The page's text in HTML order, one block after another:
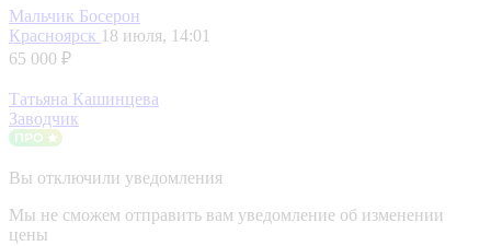
Мальчик Босерон
Красноярск 18 июля, 14:01
65 000 ₽
Татьяна Кашинцева
Заводчик
Вы отключили уведомления
Мы не сможем отправить вам уведомление об изменении
цены